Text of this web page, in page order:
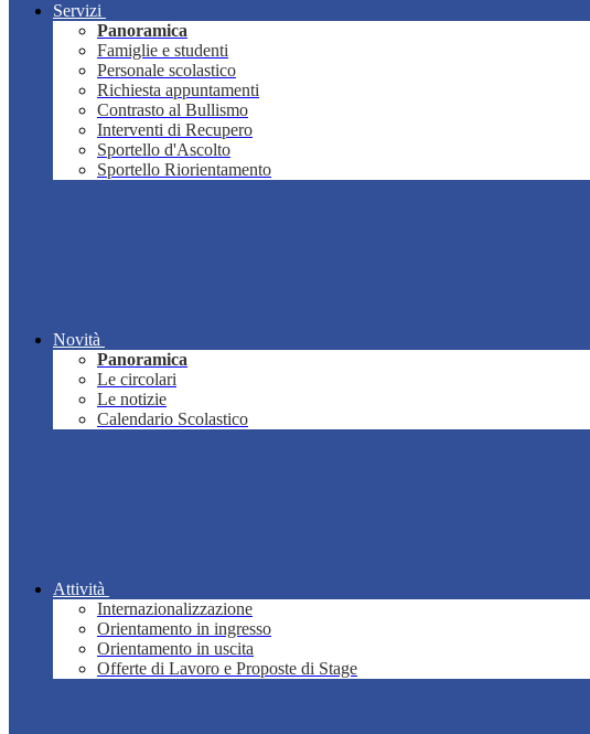
Servizi
Panoramica
Famiglie e studenti
Personale scolastico
Richiesta appuntamenti
Contrasto al Bullismo
Interventi di Recupero
Sportello d'Ascolto
Sportello Riorientamento
Novità
Panoramica
Le circolari
Le notizie
Calendario Scolastico
Attività
Internazionalizzazione
Orientamento in ingresso
Orientamento in uscita
Offerte di Lavoro e Proposte di Stage